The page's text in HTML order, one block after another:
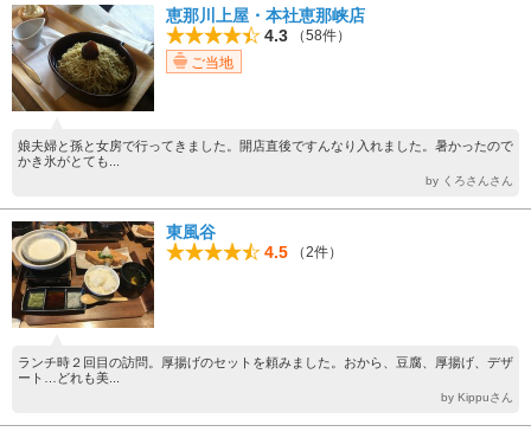
恵那川上屋・本社恵那峡店
4.3
（58件）
ご当地
娘夫婦と孫と女房で行ってきました。開店直後ですんなり入れました。暑かったので
かき氷がとても...
by くろさんさん
東風谷
4.5
（2件）
ランチ時２回目の訪問。厚揚げのセットを頼みました。おから、豆腐、厚揚げ、デザ
ート…どれも美...
by Kippuさん